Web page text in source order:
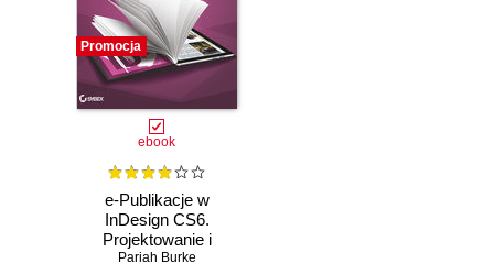
Promocja
ebook
e-Publikacje w
InDesign CS6.
Projektowanie i
Pariah Burke